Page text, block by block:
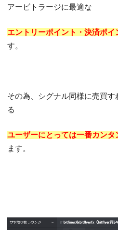
アービトラージに最適な
エントリーポイント・決済ポ
す。
その為、シグナル同様に売買す
る
ユーザーにとっては一番カンタ
ます。